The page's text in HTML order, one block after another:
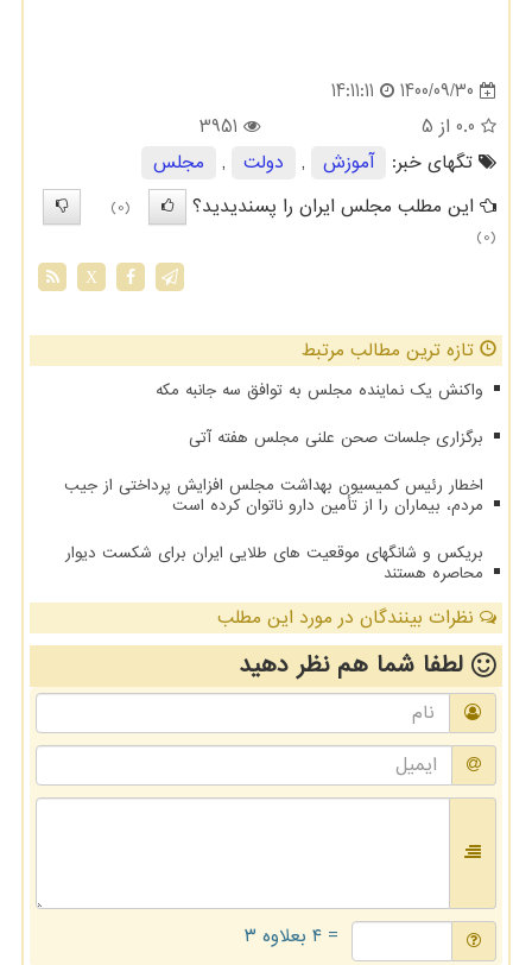
1400/09/30
14:11:11
0.0 از 5
3951
تگهای خبر:
آموزش , دولت ,
مجلس
این مطلب مجلس ایران را پسندیدید؟
(0)
(0)
X
تازه ترین مطالب مرتبط
واکنش یک نماینده مجلس به توافق سه جانبه مکه
برگزاری جلسات صحن علنی مجلس هفته آتی
اخطار رئیس کمیسیون بهداشت مجلس افزایش پرداختی از جیب
مردم، بیماران را از تأمین دارو ناتوان کرده است
بریکس و شانگهای موقعیت های طلایی ایران برای شکست دیوار
محاصره هستند
نظرات بینندگان در مورد این مطلب
لطفا شما همنظر دهید
= ۴ بعلاوه ۳